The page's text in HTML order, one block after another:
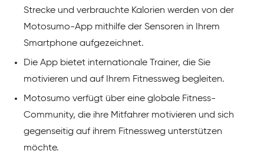
Strecke und verbrauchte Kalorien werden von der
Motosumo-App mithilfe der Sensoren in Ihrem
Smartphone aufgezeichnet.
Die App bietet internationale Trainer, die Sie
motivieren und auf Ihrem Fitnessweg begleiten.
Motosumo verfügt über eine globale Fitness-
Community, die ihre Mitfahrer motivieren und sich
gegenseitig auf ihrem Fitnessweg unterstützen
möchte.